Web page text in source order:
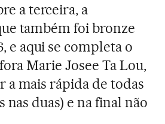
a terceira, a
também foi bronze
e aqui se completa o
Marie Josee Ta Lou,
a mais rápida de todas
nas duas) e na final não